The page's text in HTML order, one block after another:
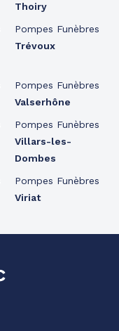
Thoiry
Pompes Funèbres
Trévoux
Pompes Funèbres
Valserhône
Pompes Funèbres
Villars-les-
Dombes
Pompes Funèbres
Viriat